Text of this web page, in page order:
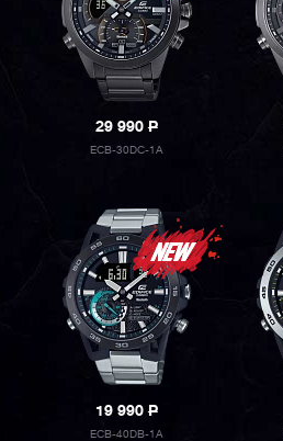
29 990P
ECB-30DC-1A
19 990P
ECB-40DB-1A